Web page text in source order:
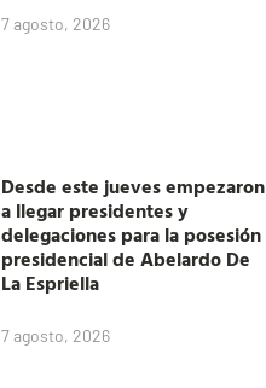
7 agosto, 2026
Desde este jueves empezaron
a llegar presidentes y
delegaciones para la posesión
presidencial de Abelardo De
La Espriella
7 agosto, 2026